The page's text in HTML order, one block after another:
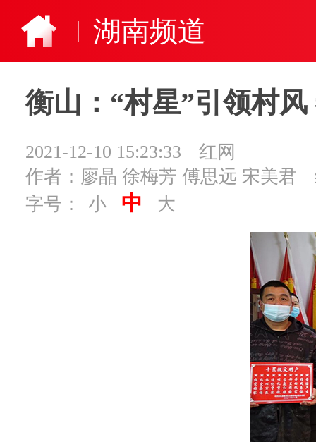
湖南频道
衡山：“村星”引领村
2021-12-10 15:23:33
红网
作者：廖晶 徐梅芳 傅思远 宋美君
字号：
小 中 大